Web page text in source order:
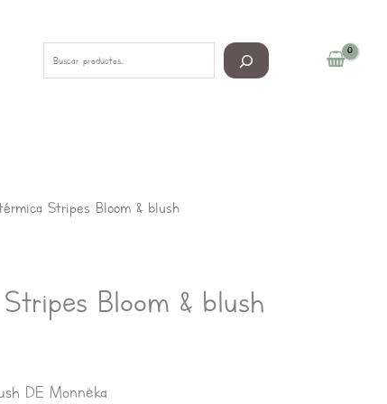
Stripes Bloom & blush
Bloom & blush
DE Monnëka